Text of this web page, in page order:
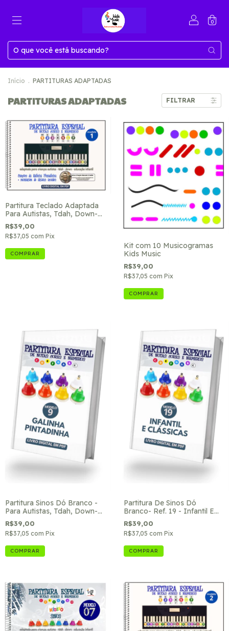
0
Início . PARTITURAS ADAPTADAS
PARTITURAS ADAPTADAS FILTRAR
Partitura Teclado Adaptada
Para Autistas, Tdah, Down-
Ref. 1
R$39,00
R$37,05 com Pix
Kit com 10 Musicogramas
Kids Music
R$39,00
R$37,05 com Pix
Partitura Sinos Dó Branco -
Para Autistas, Tdah, Down-
Ref.9
R$39,00
R$37,05 com Pix
Partitura De Sinos Dó
Branco- Ref. 19 - Infantil E
Clássicas
R$39,00
R$37,05 com Pix